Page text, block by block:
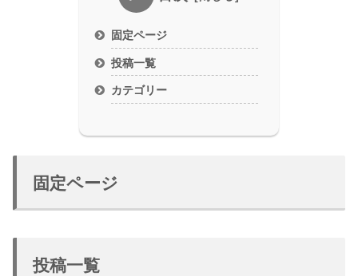
固定ページ
投稿一覧
カテゴリー
固定ページ
投稿一覧